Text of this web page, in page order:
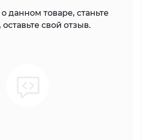
данном товаре, станьте
свой отзыв.